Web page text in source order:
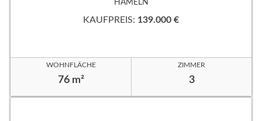
HAMELN
KAUFPREIS: 139.000 €
WOHNFLÄCHE
76 m²
ZIMMER
3